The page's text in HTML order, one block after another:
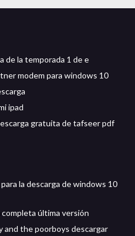
de la temporada 1 de e
modem para windows 10
ipad
gratuita de tafseer pdf
la descarga de windows 10
última versión
and the poorboys descargar